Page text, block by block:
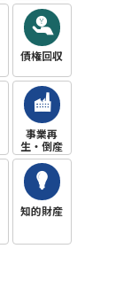
債権回収
事業再
生・倒産
知的財産